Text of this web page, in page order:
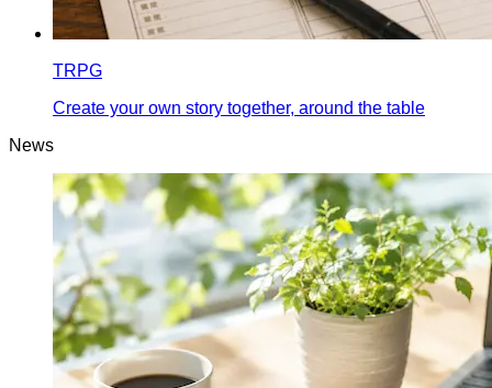
TRPG
Create your own story together, around the table
News